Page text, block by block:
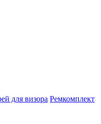
для визора Ремкомплект